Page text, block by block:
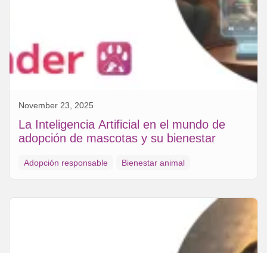
November 23, 2025
La Inteligencia Artificial en el mundo de
adopción de mascotas y su bienestar
Adopción responsable Bienestar animal